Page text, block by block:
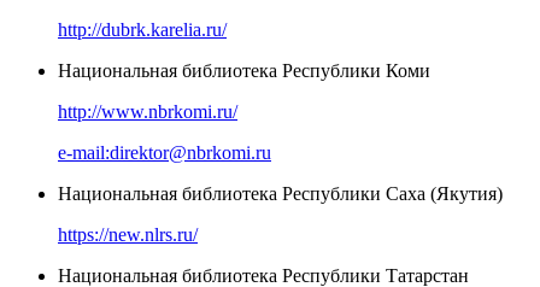
http://dubrk.karelia.ru/
Национальная библиотека Республики Коми
http://www.nbrkomi.ru/
e-mail:direktor@nbrkomi.ru
Национальная библиотека Республики Саха (Якутия)
https://new.nlrs.ru/
Национальная библиотека Республики Татарстан